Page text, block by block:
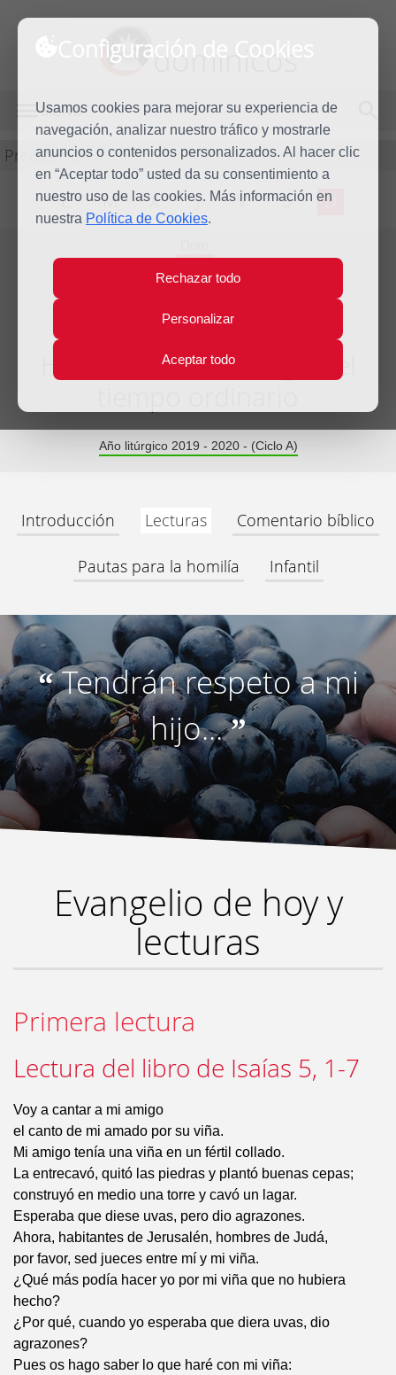
Configuración de Cookies
Usamos cookies para mejorar su experiencia de
navegación, analizar nuestro tráfico y mostrarle
anuncios o contenidos personalizados. Al hacer clic
en “Aceptar todo” usted da su consentimiento a
nuestro uso de las cookies. Más información en
nuestra Política de Cookies.
Rechazar todo
Personalizar
Aceptar todo
dominicos
MENÚ
Predicación
L M X J V S D
4
Oct
Homilía XXVII Domingo del
Año litúrgico 2019 - 2020 - (Ciclo A)
Introducción Lecturas Comentario bíblico
Pautas para la homilía Infantil
“Tendrán respeto a mi
hijo...”
Evangelio de hoy y
lecturas
Primera lectura
Lectura del libro de Isaías 5, 1-7
Voy a cantar a mi amigo
el canto de mi amado por su viña.
Mi amigo tenía una viña en un fértil collado.
La entrecavó, quitó las piedras y plantó buenas cepas;
construyó en medio una torre y cavó un lagar.
Esperaba que diese uvas, pero dio agrazones.
Ahora, habitantes de Jerusalén, hombres de Judá,
por favor, sed jueces entre mí y mi viña.
¿Qué más podía hacer yo por mi viña que no hubiera
hecho?
¿Por qué, cuando yo esperaba que diera uvas, dio
agrazones?
Pues os hago saber lo que haré con mi viña: